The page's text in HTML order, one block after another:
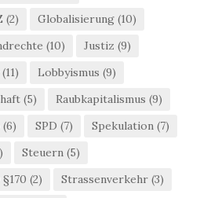
(2) Globalisierung (10)
(10) Justiz (9)
(11) Lobbyismus (9)
(5) Raubkapitalismus (9)
(6) SPD (7) Spekulation (7)
Steuern (5)
(2) Strassenverkehr (3)